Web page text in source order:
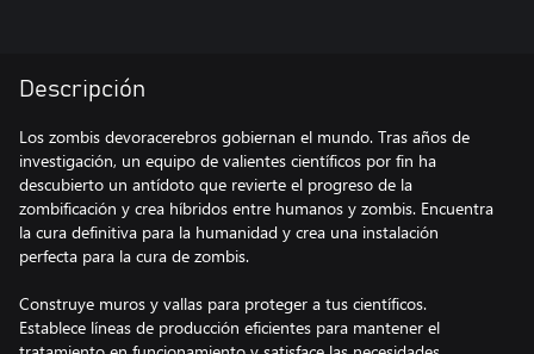
Descripción
Los zombis devoracerebros gobiernan el mundo. Tras años de
investigación, un equipo de valientes científicos por fin ha
descubierto un antídoto que revierte el progreso de la
zombificación y crea híbridos entre humanos y zombis. Encuentra
la cura definitiva para la humanidad y crea una instalación
perfecta para la cura de zombis.
Construye muros y vallas para proteger a tus científicos.
Establece líneas de producción eficientes para mantener el